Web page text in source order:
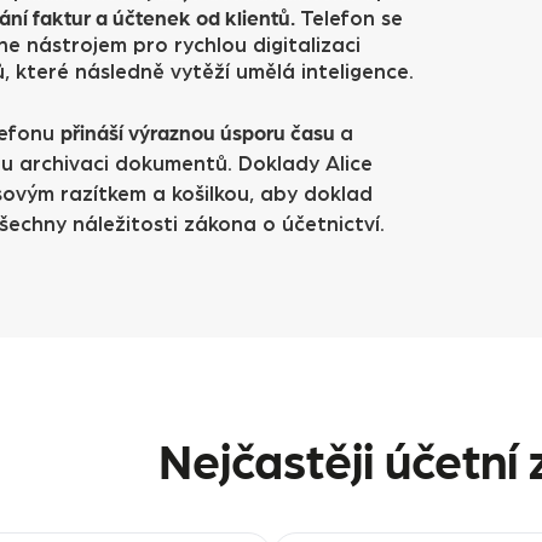
faktur a účtenek od klientů. Telefon se
nástrojem pro rychlou digitalizaci
které následně vytěží umělá inteligence.
přináší výraznou úsporu času a
archivaci dokumentů. Doklady Alice
razítkem a košilkou, aby doklad
náležitosti zákona o účetnictví.
Nejčastěji účetní